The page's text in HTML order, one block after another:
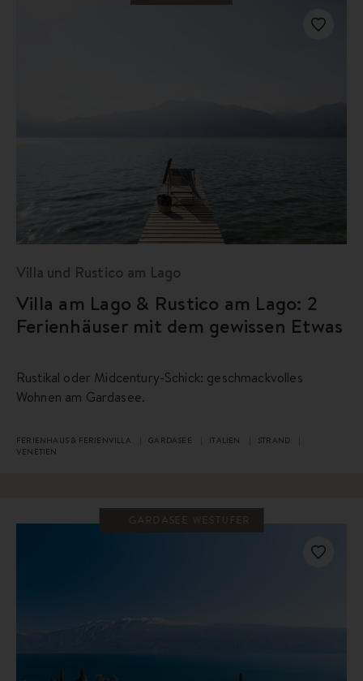
Villa und Rustico am Lago
Villa am Lago & Rustico am Lago: 2
Ferienhäuser mit dem gewissen Etwas
Rustikal oder Midcentury-Schick: geschmackvolles
Wohnen am Gardasee.
FERIENHAUS & FERIENVILLA GARDASEE ITALIEN
STRAND
VENETIEN
GARDASEE WESTUFER